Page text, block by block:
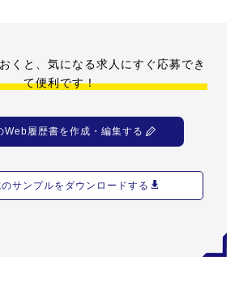
くと、気になる求人にすぐ応募でき
て便利です！
Web履歴書を作成・編集する
サンプルをダウンロードする